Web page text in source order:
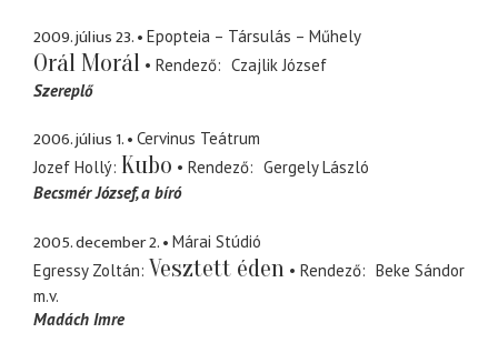
2009. július 23. Epopteia – Társulás – Műhely
Orál Morál Rendező
Czajlik József
Szereplő
2006. július 1.
Cervinus Teátrum
Jozef Hollý Kubo Rendező
Gergely László
Becsmér József a bíró
2005. december 2.
Márai Stúdió
Egressy Zoltán Vesztett éden Rendező
Beke Sándor
m.v.
Madách Imre